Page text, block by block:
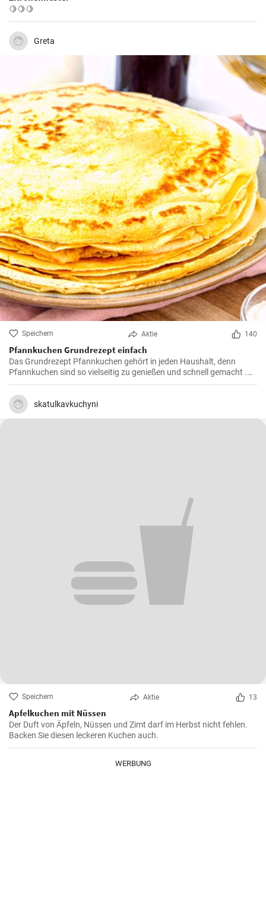
🍋🍋🍋
Greta
Speichern Aktie 140
Pfannkuchen Grundrezept einfach
Das Grundrezept Pfannkuchen gehört in jeden Haushalt, denn
Pfannkuchen sind so vielseitig zu genießen und schnell gemacht .
Süß oder herzhaft gefüllt sind die Pfannkuchen mit Milch und Eiern
ein Genuß für groß und klein .
skatulkavkuchyni
Speichern Aktie 13
Apfelkuchen mit Nüssen
Der Duft von Äpfeln, Nüssen und Zimt darf im Herbst nicht fehlen.
Backen Sie diesen leckeren Kuchen auch.
WERBUNG